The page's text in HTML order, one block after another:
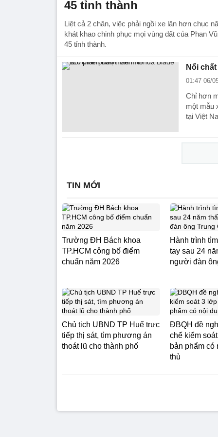
45 tỉnh thành
Liệt cả 2 chân, việc phải ngồi xe lăn hơn chục
khát khao chinh phục mọi vùng đất của Phan
45 tỉnh thành.
Nổi
01:47 06/
Chỉ hơn
một mẫu
tại Việt
TIN MỚI
Trường ĐH Bách khoa
TP.HCM công bố điểm
chuẩn năm 2026
Hành trình
tay sau 24
người đàn
Chủ tịch UBND TP Huế trực
tiếp thị sát, tìm phương án
thoát lũ cho thành phố
ĐBQH đề
chế kiểm
bản phẩm có
thù